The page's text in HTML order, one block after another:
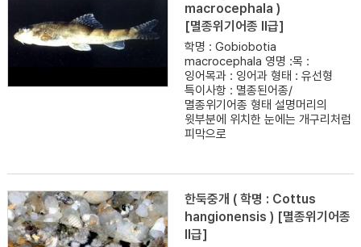
macrocephala )
[멸종위기어종 II급]
학명 : Gobiobotia
macrocephala 영명 :목 :
잉어목과 : 잉어과 형태 : 유선형
특이사항 : 멸종된어종/
멸종위기어종 형태 설명머리의
윗부분에 위치한 눈에는 개구리처럼
피막으로
한둑중개 ( 학명 : Cottus
hangionensis ) [멸종위기어종
II급]